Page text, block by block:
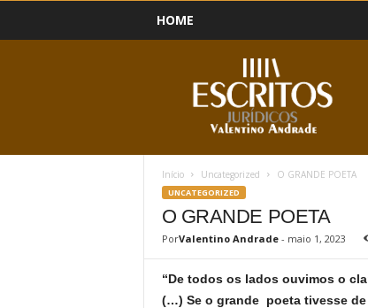
HOME
Início Uncategorized O GRANDE POETA
UNCATEGORIZED
O GRANDE POETA
PorValentino Andrade- maio 1, 2023
“De todos os lados ouvimos o
(…) Se o grande poeta tivesse de